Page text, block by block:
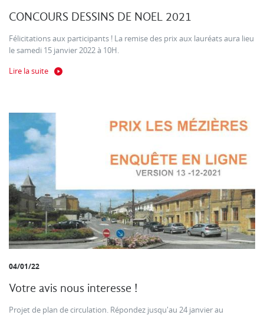
CONCOURS DESSINS DE NOEL 2021
Félicitations aux participants ! La remise des prix aux lauréats aura lieu
le samedi 15 janvier 2022 à 10H.
Lire la suite
04/01/22
Votre avis nous interesse !
Projet de plan de circulation. Répondez jusqu'au 24 janvier au